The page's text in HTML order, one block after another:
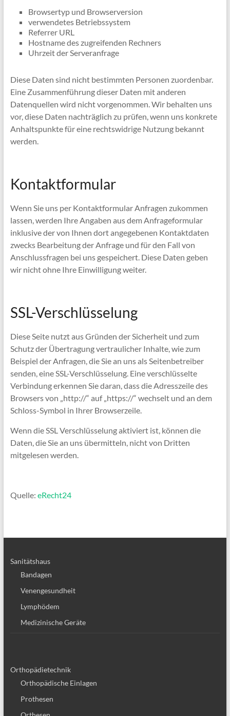
Browsertyp und Browserversion
verwendetes Betriebssystem
Referrer URL
Hostname des zugreifenden Rechners
Uhrzeit der Serveranfrage
Diese Daten sind nicht bestimmten Personen zuordenbar.
Eine Zusammenführung dieser Daten mit anderen
Datenquellen wird nicht vorgenommen. Wir behalten uns
vor, diese Daten nachträglich zu prüfen, wenn uns konkrete
Anhaltspunkte für eine rechtswidrige Nutzung bekannt
werden.
Kontaktformular
Wenn Sie uns per Kontaktformular Anfragen zukommen
lassen, werden Ihre Angaben aus dem Anfrageformular
inklusive der von Ihnen dort angegebenen Kontaktdaten
zwecks Bearbeitung der Anfrage und für den Fall von
Anschlussfragen bei uns gespeichert. Diese Daten geben
wir nicht ohne Ihre Einwilligung weiter.
SSL-Verschlüsselung
Diese Seite nutzt aus Gründen der Sicherheit und zum
Schutz der Übertragung vertraulicher Inhalte, wie zum
Beispiel der Anfragen, die Sie an uns als Seitenbetreiber
senden, eine SSL-Verschlüsselung. Eine verschlüsselte
Verbindung erkennen Sie daran, dass die Adresszeile des
Browsers von „http://“ auf „https://“ wechselt und an dem
Schloss-Symbol in Ihrer Browserzeile.
Wenn die SSL Verschlüsselung aktiviert ist, können die
Daten, die Sie an uns übermitteln, nicht von Dritten
mitgelesen werden.
Quelle: eRecht24
Sanitätshaus
Bandagen
Venengesundheit
Lymphödem
Medizinische Geräte
Orthopädietechnik
Orthopädische Einlagen
Prothesen